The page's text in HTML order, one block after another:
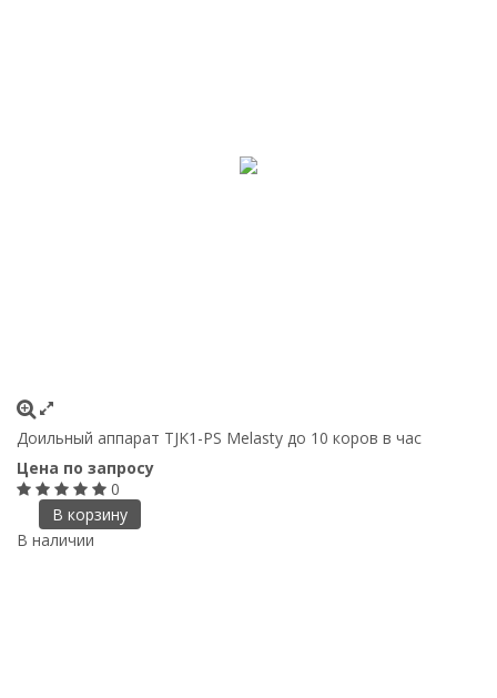
Доильный аппарат TJK1-PS Melasty до 10 коров в час
Цена по запросу
0
В корзину
В наличии